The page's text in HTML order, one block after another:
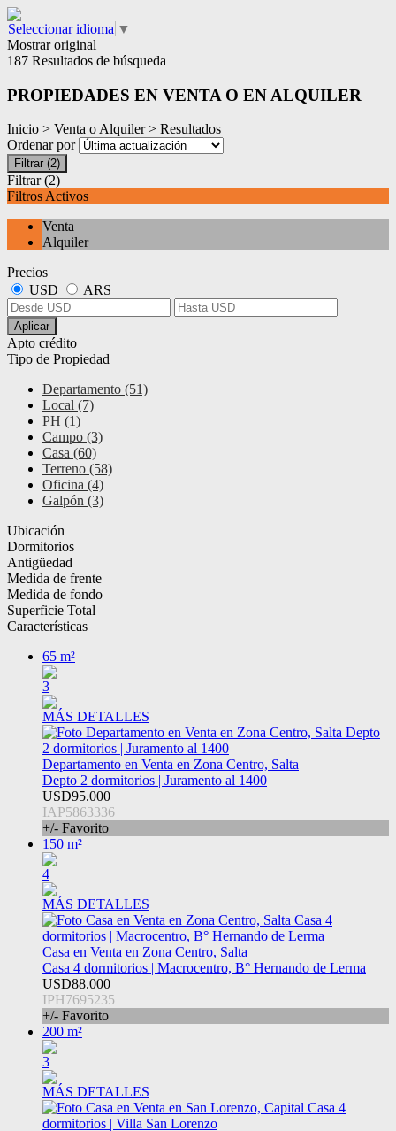
Seleccionar idioma ▼
Mostrar original
187 Resultados de búsqueda
PROPIEDADES EN VENTA O EN ALQUILER
Inicio > Venta oAlquiler> Resultados
Ordenar por
Filtrar (2)
Filtrar (2)
Filtros Activos
Venta
Alquiler
Precios
USD
ARS
Aplicar
Apto crédito
Tipo de Propiedad
Departamento (51)
Local (7)
PH (1)
Campo (3)
Casa (60)
Terreno (58)
Oficina (4)
Galpón (3)
Ubicación
Dormitorios
Antigüedad
Medida de frente
Medida de fondo
Superficie Total
Características
65 m²
3
MÁS DETALLES
Departamento en Venta en Zona Centro, Salta
Depto 2 dormitorios | Juramento al 1400
USD95.000
IAP5863336
+/- Favorito
150 m²
4
MÁS DETALLES
Casa en Venta en Zona Centro, Salta
Casa 4 dormitorios | Macrocentro, B° Hernando de Lerma
USD88.000
IPH7695235
+/- Favorito
200 m²
3
MÁS DETALLES